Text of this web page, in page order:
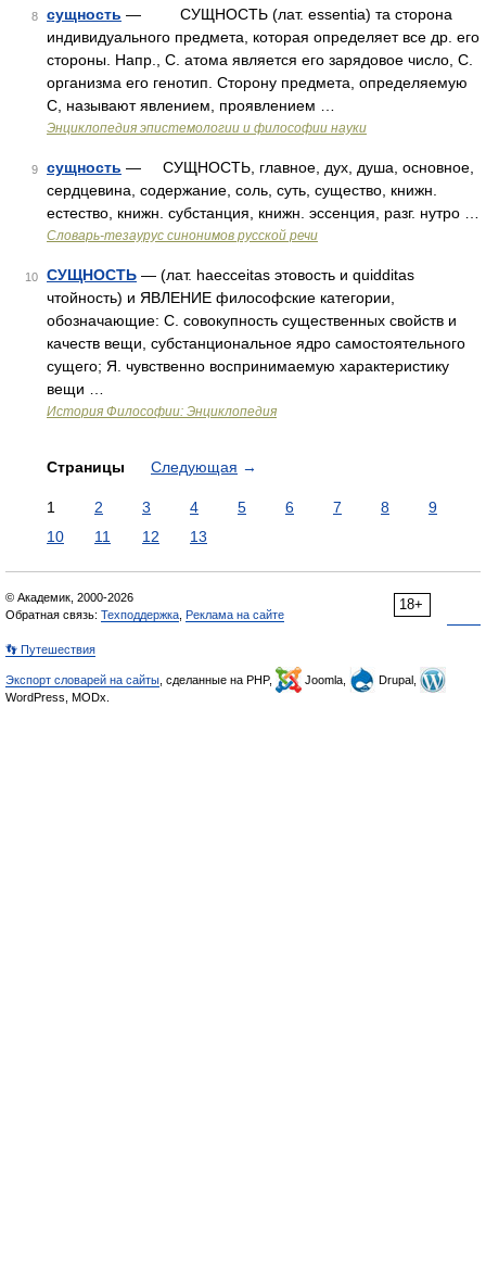
8 сущность — СУЩНОСТЬ (лат. essentia) та сторона
индивидуального предмета, которая определяет все др. его
стороны. Напр., С. атома является его зарядовое число, С.
организма его генотип. Сторону предмета, определяемую
С, называют явлением, проявлением …
Энциклопедия эпистемологии и философии науки
9 сущность — СУЩНОСТЬ, главное, дух, душа, основное,
сердцевина, содержание, соль, суть, существо, книжн.
естество, книжн. субстанция, книжн. эссенция, разг. нутро …
Словарь-тезаурус синонимов русской речи
10 СУЩНОСТЬ — (лат. haecceitas этовость и quidditas
чтойность) и ЯВЛЕНИЕ философские категории,
обозначающие: С. совокупность существенных свойств и
качеств вещи, субстанциональное ядро самостоятельного
сущего; Я. чувственно воспринимаемую характеристику
вещи …
История Философии: Энциклопедия
Страницы Следующая →
1 2 3 4 5 6 7 8
9
10
11 12 13
18+
© Академик, 2000-2026
Обратная связь: Техподдержка Реклама на сайте
👣 Путешествия
Экспорт словарей на сайты , сделанные на PHP, Joomla,
Drupal,
WordPress, MODx.